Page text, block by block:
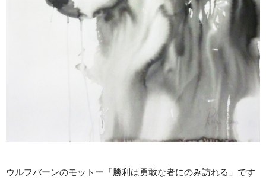
ウルフバーンのモットー「勝利は勇敢な者にのみ訪れる」です